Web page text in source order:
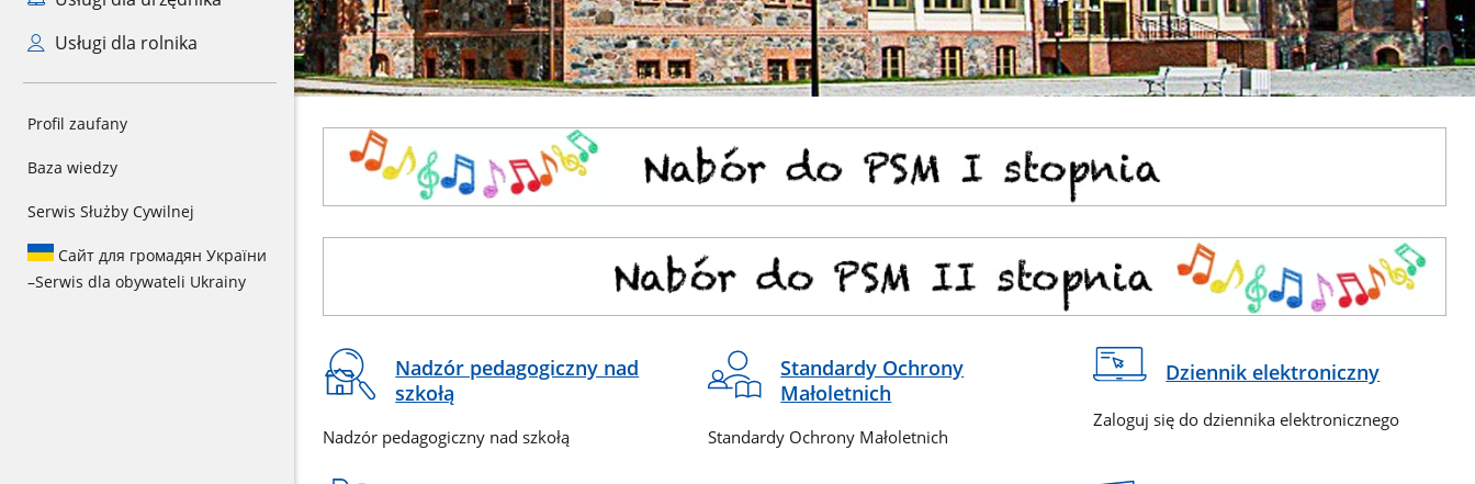
Usługi dla rolnika
Profil zaufany
Baza wiedzy
Serwis Służby Cywilnej
Сайт для громадян України
–Serwis dla obywateli Ukrainy
sekcji
Baner
reklamowy
PSM
stopnia
Na
skróty
Nadzór pedagogiczny nad
szkołą
Nadzór pedagogiczny nad szkołą
Standardy Ochrony
Małoletnich
Standardy Ochrony Małoletnich
Dziennik elektroniczny
Zaloguj się do dziennika elektronicznego